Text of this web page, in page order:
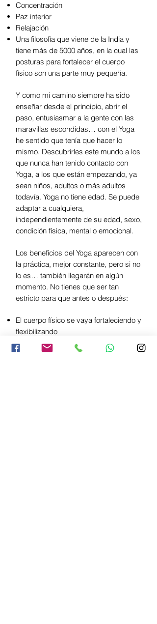
Concentración
Paz interior
Relajación
Una filosofía que viene de la India y
tiene más de 5000 años, en la cual las
posturas para fortalecer el cuerpo
físico son una parte muy pequeña.
Y como mi camino siempre ha sido
enseñar desde el principio, abrir el
paso, entusiasmar a la gente con las
maravillas escondidas… con el Yoga
he sentido que tenía que hacer lo
mismo. Descubrirles este mundo a los
que nunca han tenido contacto con
Yoga, a los que están empezando, ya
sean niños, adultos o más adultos
todavía. Yoga no tiene edad. Se puede
adaptar a cualquiera,
independientemente de su edad, sexo,
condición física, mental o emocional.
Los beneficios del Yoga aparecen con
la práctica, mejor constante, pero si no
lo es… también llegarán en algún
momento. No tienes que ser tan
estricto para que antes o después:
El cuerpo físico se vaya fortaleciendo y
flexibilizando
La mente se vaya “debilitando” y
flexibilizando